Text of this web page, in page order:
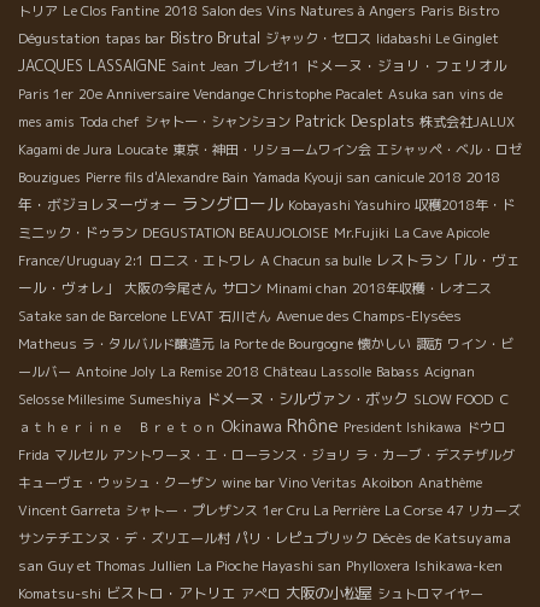
トリア Le Clos Fantine 2018 Salon des Vins Natures à Angers Paris Bistro
Dégustation tapas bar Bistro Brutal ジャック・セロス Iidabashi Le Ginglet
JACQUES LASSAIGNE Saint Jean ブレゼ11 ドメーヌ・ジョリ・フェリオル
Paris 1er 20e Anniversaire Vendange Christophe Pacalet Asuka san vins de
mes amis Toda chef シャトー・シャンション Patrick Desplats 株式会社JALUX
Kagami de Jura Loucate 東京・神田・リショームワイン会 エシャッペ・ベル・ロゼ
Bouzigues Pierre fils d'Alexandre Bain Yamada Kyouji san canicule 2018 2018
年・ボジョレヌーヴォー ラングロール Kobayashi Yasuhiro 収穫2018年・ド
ミニック・ドゥラン DEGUSTATION BEAUJOLOISE Mr.Fujiki La Cave Apicole
France/Uruguay 2:1 ロニス・エトワレ A Chacun sa bulle レストラン「ル・ヴェ
ール・ヴォレ」
大阪の今尾さん サロン Minami chan 2018年収穫・レオニス
Satake san de Barcelone LEVAT 石川さん Avenue des Champs-Elysées
Matheus ラ・タルバルド醸造元 la Porte de Bourgogne 懐かしい 諏訪 ワイン・ビ
ールバー Antoine Joly La Remise 2018 Château Lassolle Babass Acignan
Selosse Millesime Sumeshiya ドメーヌ・シルヴァン・ボック SLOW FOOD Ｃ
ａｔｈｅｒｉｎｅ Ｂｒｅｔｏｎ Okinawa Rhône President Ishikawa ドウロ
Frida マルセル アントワーヌ・エ・ローランス・ジョリ ラ・カーブ・デステザルグ
キューヴェ・ウッシュ・クーザン wine bar Vino Veritas Akoibon Anathème
Vincent Garreta シャトー・プレザンス 1er Cru La Perrière La Corse 47 リカーズ
サンテチエンヌ・デ・ズリエール村 パリ・レピュブリック Décès de Katsuyama
san Guy et Thomas Jullien La Pioche Hayashi san Phylloxera Ishikawa-ken
Komatsu-shi ビストロ・アトリエ アぺロ 大阪の小松屋 シュトロマイヤー